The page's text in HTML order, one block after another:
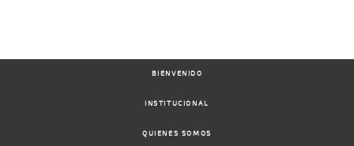
BIENVENIDO
INSTITUCIONAL
QUIENES SOMOS